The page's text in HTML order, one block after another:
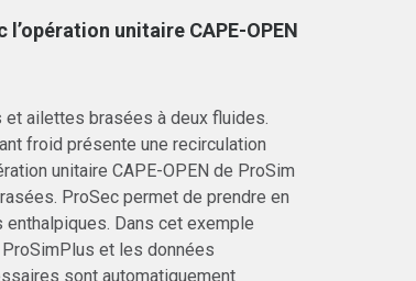
unitaire CAPE-OPEN
et ailettes brasées à deux fluides.
froid présente une recirculation
unitaire CAPE-OPEN de ProSim
ProSec permet de prendre en
Dans cet exemple
et les données
sont automatiquement